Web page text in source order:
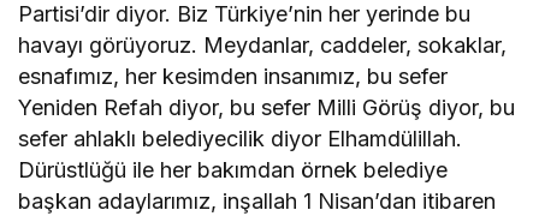
Partisi’dir diyor. Biz Türkiye’nin her yerinde bu
havayı görüyoruz. Meydanlar, caddeler, sokaklar,
esnafımız, her kesimden insanımız, bu sefer
Yeniden Refah diyor, bu sefer Milli Görüş diyor, bu
sefer ahlaklı belediyecilik diyor Elhamdülillah.
Dürüstlüğü ile her bakımdan örnek belediye
başkan adaylarımız, inşallah 1 Nisan’dan itibaren